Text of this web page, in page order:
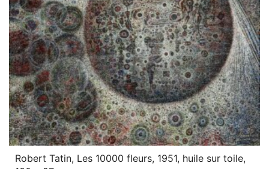
Robert Tatin, Les 10000 fleurs, 1951, huile sur toile,